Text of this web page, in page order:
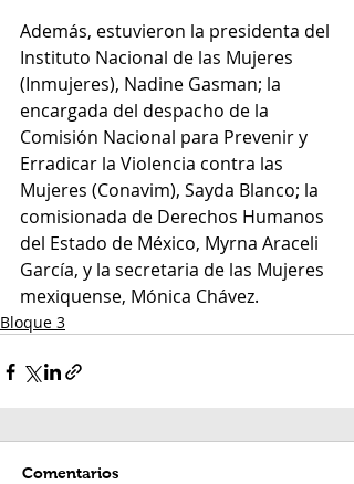
Además, estuvieron la presidenta del
Instituto Nacional de las Mujeres
(Inmujeres), Nadine Gasman; la
encargada del despacho de la
Comisión Nacional para Prevenir y
Erradicar la Violencia contra las
Mujeres (Conavim), Sayda Blanco; la
comisionada de Derechos Humanos
del Estado de México, Myrna Araceli
García, y la secretaria de las Mujeres
mexiquense, Mónica Chávez.
Bloque 3
Comentarios